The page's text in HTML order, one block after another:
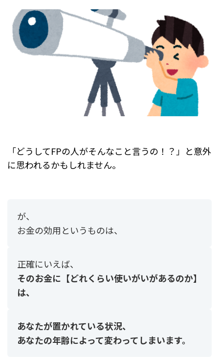
「どうしてFPの人がそんなこと言うの！？」と意外
に思われるかもしれません。
が、
お金の効用というものは、
正確にいえば、
そのお金に【どれくらい使いがいがあるのか】
は、
あなたが置かれている状況、
あなたの年齢によって変わってしまいます。